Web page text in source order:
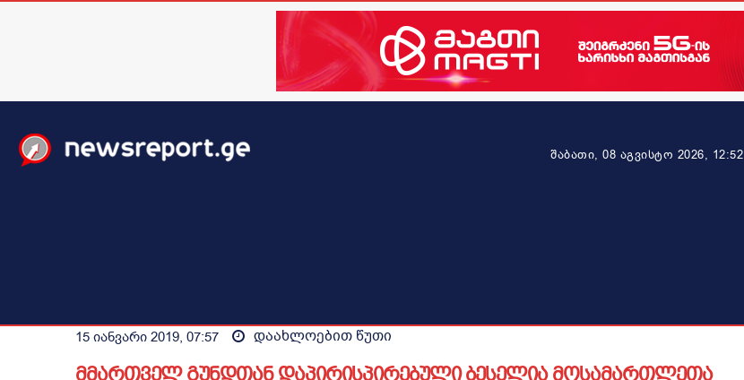
შაბათი, 08 აგვისტო 2026, 12:52
15 იანვარი 2019, 07:57 დაახლოებით წუთი
მმართველ გუნდთან დაპირისპირებული ბესელია მოსამართლეთა